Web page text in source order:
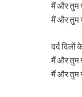
मैं और तुम
मैं और तुम
दर्द
मैं और तुम
मैं और तुम